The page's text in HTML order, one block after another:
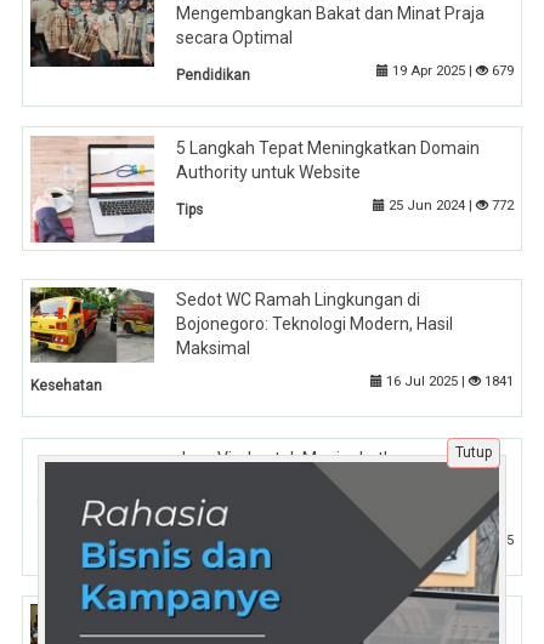
Mengembangkan Bakat dan Minat Praja
secara Optimal
Pendidikan 19 Apr 2025 | 679
5 Langkah Tepat Meningkatkan Domain
Authority untuk Website
Tips 25 Jun 2024 | 772
Sedot WC Ramah Lingkungan di
Bojonegoro: Teknologi Modern, Hasil
Maksimal
Kesehatan 16 Jul 2025 | 1841
Jasa Viral untuk Meningkatkan
Engagement: Panduan Cara Membuat
Postingan Viral di Rajakomen.com
Tips 15 Mei 2025 | 445
Profil Daniel Mutaqien Syafiuddin (Golkar)
Tutup